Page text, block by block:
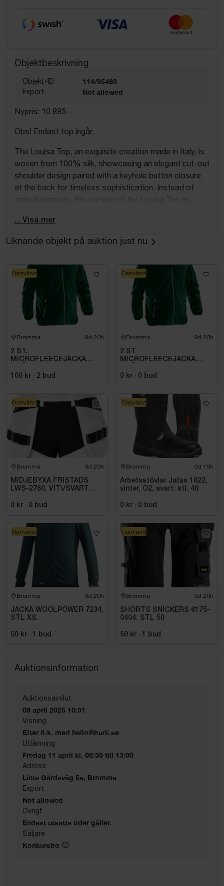
Objektbeskrivning
Objekt-ID 114/95468
Export Not allowed
Nypris: 10 895:-
Obs! Endast top ingår.
The Louisa Top, an exquisite creation made in Italy, is
woven from 100% silk, showcasing an elegant cut-out
shoulder design paired with a keyhole button closure
at the back for timeless sophistication. Instead of
embellishments, this version of the Louisa Top is
introducing a touch of artisanal charm to its silhouette.
This garment seamlessly blends comfort with high
fashion, offering a versatile piece that enhances any
with ease.
... Visa mer
Liknande objekt på auktion just nu
Bromma 9d 20h
2 ST.
MICROFLEECEJACKA
WORKWEAR. STL (L)
100 kr · 2 bud
Oanvänd
Bromma 9d 20h
2 ST.
MICROFLEECEJACKA
WORKWEAR. STL M
0 kr · 0 bud
Oanvänd
Bromma 9d 20h
MIDJEBYXA FRISTADS
LWS-2760, VIT\/SVART
0 kr · 0 bud
Oanvänd
Bromma 9d 19h
Arbetsstövlar Jalas 1822,
vinter, O2, svart. stl. 40
0 kr · 0 bud
Oanvänd
Bromma 9d 20h
JACKA WOOLPOWER 7234,
STL XS.
50 kr · 1 bud
Oanvänd
Bromma 9d 20h
SHORTS SNICKERS 6175-
0404. STL 50
50 kr · 1 bud
Oanvänd
Auktionsinformation
Auktionsavslut
09 april 2025 10:31
Visning
Efter ö.k. med hello@budi.se
Utlämning
Fredag 11 april kl. 08:30 till 13:00
Adress
Linta Gårdsväg 5a, Bromma
Export
Not allowed
Övrigt
Endast utsatta tider gäller.
Säljare
Konkursbo